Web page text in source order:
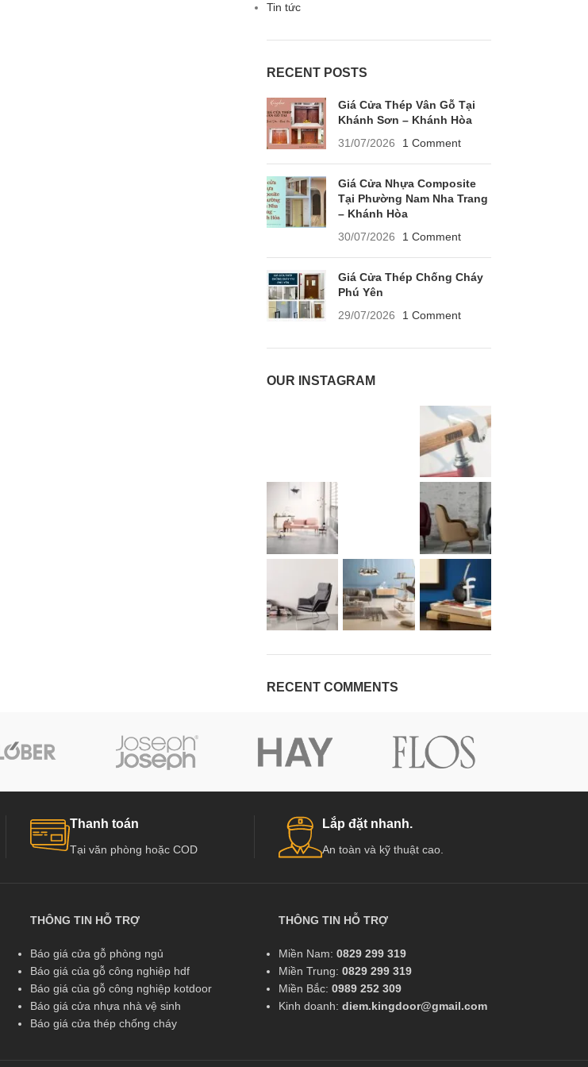
Tin tức
RECENT POSTS
Giá Cửa Thép Vân Gỗ Tại
Khánh Sơn – Khánh Hòa
31/07/2026
1 Comment
Giá Cửa Nhựa Composite
Tại Phường Nam Nha Trang
– Khánh Hòa
30/07/2026
1 Comment
Giá Cửa Thép Chống Cháy
Phú Yên
29/07/2026
1 Comment
OUR INSTAGRAM
RECENT COMMENTS
Thanh toán
Tại văn phòng hoặc COD
Lắp đặt nhanh.
An toàn và kỹ thuật cao.
THÔNG TIN HỖ TRỢ
Báo giá cửa gỗ phòng ngủ
Báo giá của gỗ công nghiệp hdf
Báo giá của gỗ công nghiệp kotdoor
Báo giá cửa nhựa nhà vệ sinh
Báo giá cửa thép chống cháy
THÔNG TIN HỖ TRỢ
Miền Nam: 0829 299 319
Miền Trung: 0829 299 319
Miền Bắc: 0989 252 309
Kinh doanh: diem.kingdoor@gmail.com